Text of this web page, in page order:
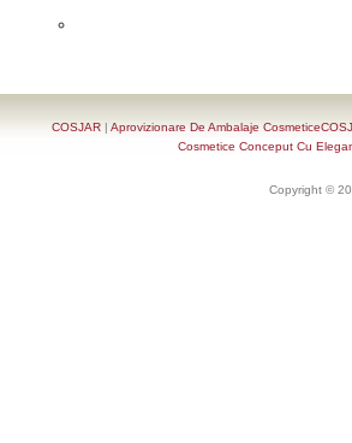
COSJAR | Aprovizionare De Ambalaje
Cosmetice Conceput Cu
Copyright ©